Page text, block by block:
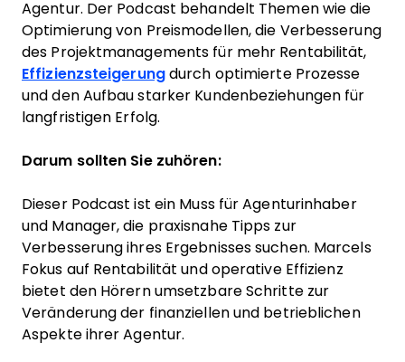
Agentur. Der Podcast behandelt Themen wie die
Optimierung von Preismodellen, die Verbesserung
des Projektmanagements für mehr Rentabilität,
Effizienzsteigerungdurch optimierte Prozesse
und den Aufbau starker Kundenbeziehungen für
langfristigen Erfolg.
Darum sollten Sie zuhören:
Dieser Podcast ist ein Muss für Agenturinhaber
und Manager, die praxisnahe Tipps zur
Verbesserung ihres Ergebnisses suchen. Marcels
Fokus auf Rentabilität und operative Effizienz
bietet den Hörern umsetzbare Schritte zur
Veränderung der finanziellen und betrieblichen
Aspekte ihrer Agentur.